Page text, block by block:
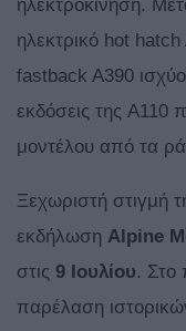
ηλεκτροκίνηση.
ηλεκτρικό hot
fastback A390
εκδόσεις της A110
μοντέλου από τα
Ξεχωριστή στιγμή
εκδήλωση Alpine
στις 9 Ιουλίου. Στο
παρέλαση